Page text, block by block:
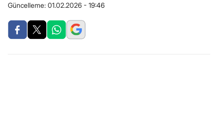
Güncelleme: 01.02.2026 - 19:46